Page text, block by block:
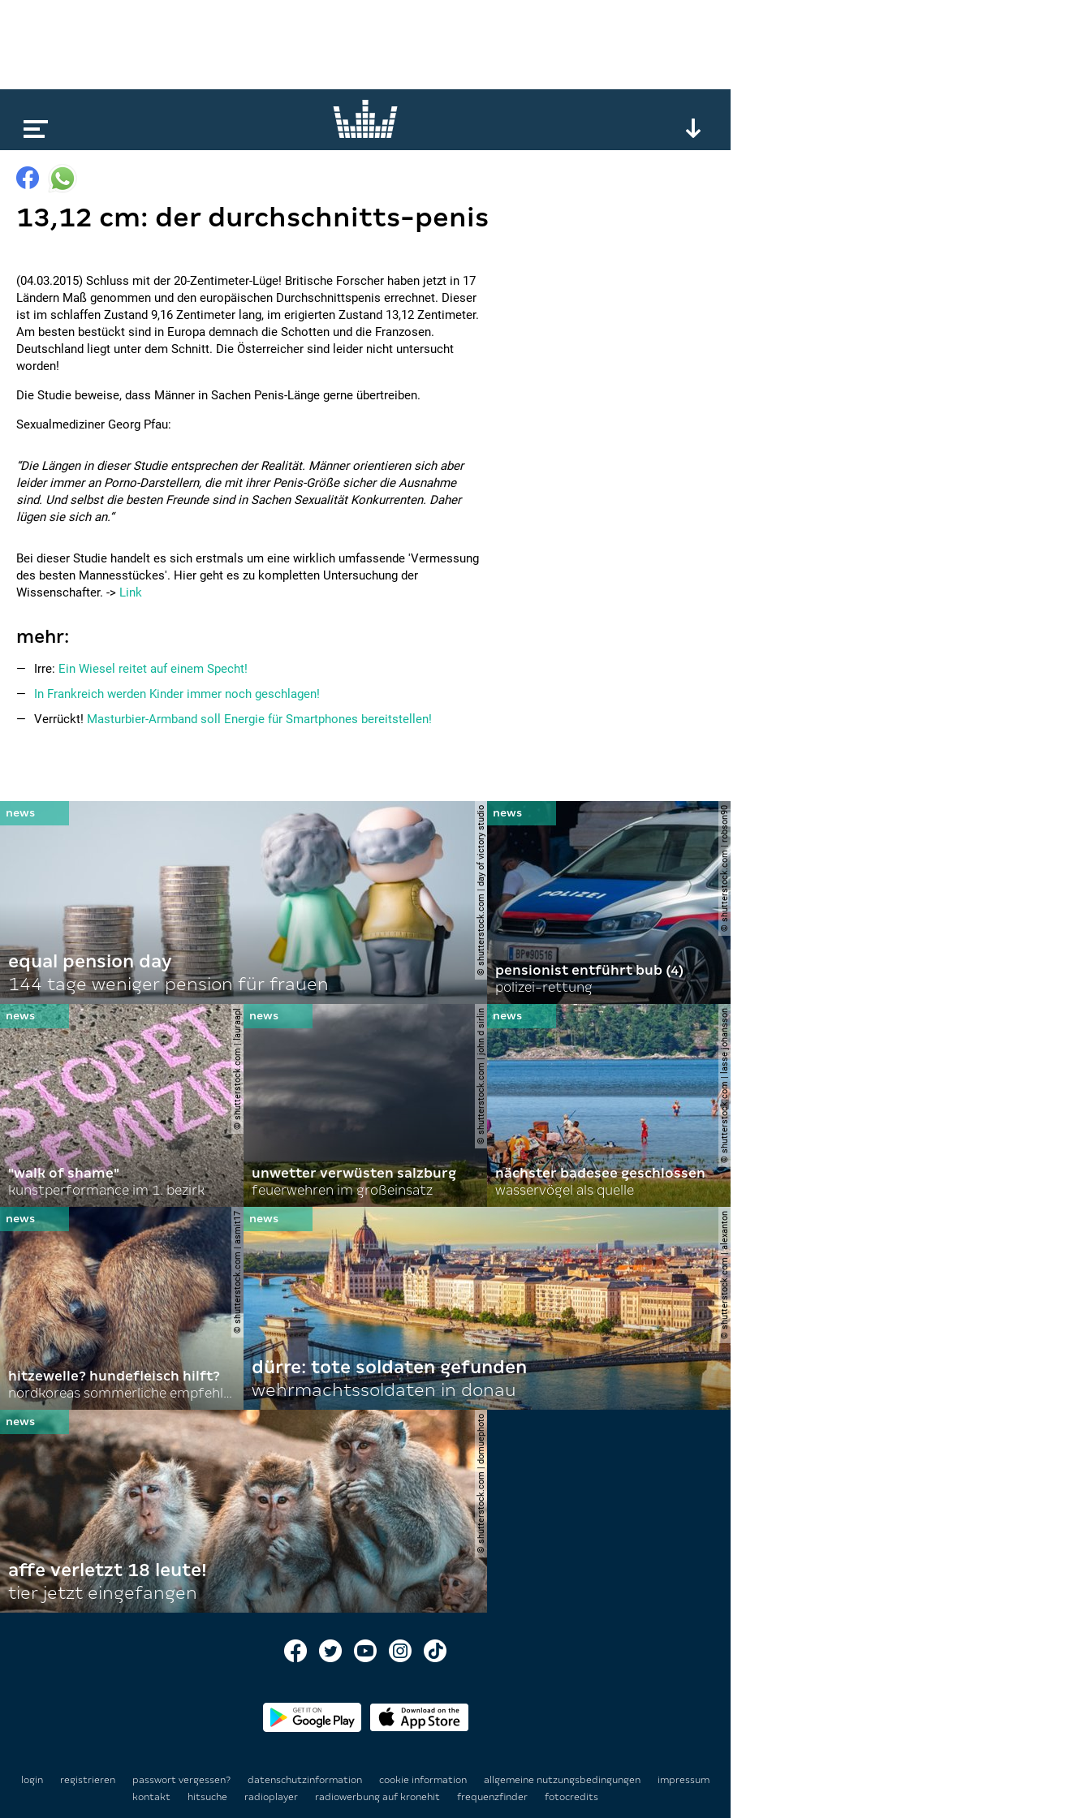
13,12 cm: der durchschnitts-penis
(04.03.2015) Schluss mit der 20-Zentimeter-Lüge! Britische Forscher haben jetzt in 17
Ländern Maß genommen und den europäischen Durchschnittspenis errechnet. Dieser
ist im schlaffen Zustand 9,16 Zentimeter lang, im erigierten Zustand 13,12 Zentimeter.
Am besten bestückt sind in Europa demnach die Schotten und die Franzosen.
Deutschland liegt unter dem Schnitt. Die Österreicher sind leider nicht untersucht
worden!
Die Studie beweise, dass Männer in Sachen Penis-Länge gerne übertreiben.
Sexualmediziner Georg Pfau:
“Die Längen in dieser Studie entsprechen der Realität. Männer orientieren sich aber
leider immer an Porno-Darstellern, die mit ihrer Penis-Größe sicher die Ausnahme
sind. Und selbst die besten Freunde sind in Sachen Sexualität Konkurrenten. Daher
lügen sie sich an.“
Bei dieser Studie handelt es sich erstmals um eine wirklich umfassende 'Vermessung
des besten Mannesstückes'. Hier geht es zu kompletten Untersuchung der
Wissenschafter. -> Link
mehr:
Irre: Ein Wiesel reitet auf einem Specht!
In Frankreich werden Kinder immer noch geschlagen!
Verrückt! Masturbier-Armband soll Energie für Smartphones bereitstellen!
© shutterstock.com | day of victory studio
equal pension day
144 tage weniger pension für frauen
© shutterstock.com | robson90
pensionist entführt bub (4)
polizei-rettung
© shutterstock.com | lauraapl
"walk of shame"
kunstperformance im 1. bezirk
© shutterstock.com | john d sirlin
unwetter verwüsten salzburg
feuerwehren im großeinsatz
© shutterstock.com | lasse johansson
nächster badesee geschlossen
wasservögel als quelle
© shutterstock.com | asmit17
hitzewelle? hundefleisch hilft?
nordkoreas sommerliche empfehlungen
© shutterstock.com | alexanton
dürre: tote soldaten gefunden
wehrmachtssoldaten in donau
© shutterstock.com | domuephoto
affe verletzt 18 leute!
tier jetzt eingefangen
login registrieren passwort vergessen? datenschutzinformation cookie information allgemeine nutzungsbedingungen
impressum
kontakt
hitsuche radioplayer radiowerbung auf kronehit frequenzfinder fotocredits